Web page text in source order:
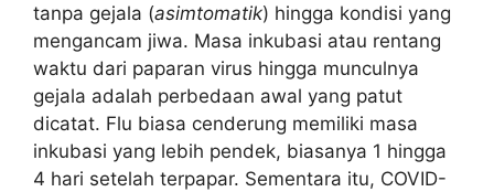
tanpa gejala (asimtomatik) hingga kondisi yang
mengancam jiwa. Masa inkubasi atau rentang
waktu dari paparan virus hingga munculnya
gejala adalah perbedaan awal yang patut
dicatat. Flu biasa cenderung memiliki masa
inkubasi yang lebih pendek, biasanya 1 hingga
4 hari setelah terpapar. Sementara itu, COVID-